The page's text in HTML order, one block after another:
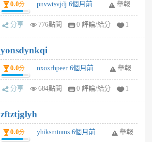
0.0分 pnvwtsvjdj 6個月前 舉報
分享 776點閱 0 評論/給分 1
yonsdynkqi
0.0分 nxoxrhpeer 6個月前 舉報
分享 684點閱 0 評論/給分 1
zftztjglyh
0.0分 yhiksmtums 6個月前 舉報